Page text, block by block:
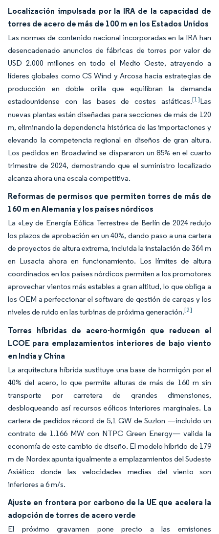
Localización impulsada por la IRA de la capacidad de
torres de acero de más de 100 m en los Estados Unidos
Las normas de contenido nacional incorporadas en la IRA han
desencadenado anuncios de fábricas de torres por valor de
USD 2.000 millones en todo el Medio Oeste, atrayendo a
líderes globales como CS Wind y Arcosa hacia estrategias de
producción en doble orilla que equilibran la demanda
estadounidense con las bases de costes asiáticas.[1]Las
nuevas plantas están diseñadas para secciones de más de 120
m, eliminando la dependencia histórica de las importaciones y
elevando la competencia regional en diseños de gran altura.
Los pedidos en Broadwind se dispararon un 85% en el cuarto
trimestre de 2024, demostrando que el suministro localizado
alcanza ahora una escala competitiva.
Reformas de permisos que permiten torres de más de
160 m en Alemania y los países nórdicos
La «Ley de Energía Eólica Terrestre» de Berlín de 2024 redujo
los plazos de aprobación en un 40%, dando paso a una cartera
de proyectos de altura extrema, incluida la instalación de 364 m
en Lusacia ahora en funcionamiento. Los límites de altura
coordinados en los países nórdicos permiten a los promotores
aprovechar vientos más estables a gran altitud, lo que obliga a
los OEM a perfeccionar el software de gestión de cargas y los
niveles de ruido en las turbinas de próxima generación.[2]
Torres híbridas de acero-hormigón que reducen el
LCOE para emplazamientos interiores de bajo viento
en India y China
La arquitectura híbrida sustituye una base de hormigón por el
40% del acero, lo que permite alturas de más de 160 m sin
transporte por carretera de grandes dimensiones,
desbloqueando así recursos eólicos interiores marginales. La
cartera de pedidos récord de 5,1 GW de Suzlon —incluido un
contrato de 1.166 MW con NTPC Green Energy— valida la
economía de este cambio de diseño. El modelo híbrido de 179
m de Nordex apunta igualmente a emplazamientos del Sudeste
Asiático donde las velocidades medias del viento son
inferiores a 6 m/s.
Ajuste en frontera por carbono de la UE que acelera la
adopción de torres de acero verde
El próximo gravamen pone precio a las emisiones